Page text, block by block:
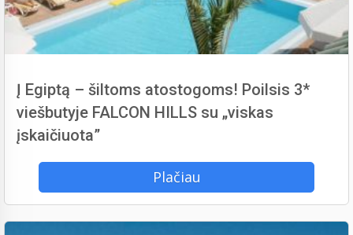
Į Egiptą – šiltoms atostogoms! Poilsis 3*
viešbutyje FALCON HILLS su „viskas
įskaičiuota”
Plačiau